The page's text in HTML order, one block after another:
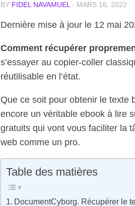
BY FIDEL NAVAMUEL · MARS 16, 2022
Dernière mise à jour le 12 mai
Comment récupérer
s’essayer au copier-coller
réutilisable en l’état.
Que ce soit pour obtenir le texte
encore un véritable ebook à lire
gratuits qui vont vous faciliter la
web comme un pro.
Table des matières
DocumentCyborg. Récupérer le